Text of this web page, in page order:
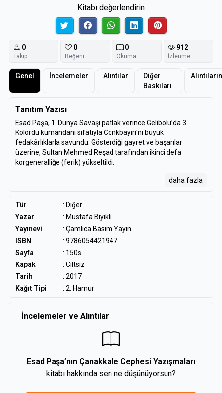
Kitabı değerlendirin
0
Takip
0
Beğeni
0
Okuma
912
İzlenme
Genel İncelemeler Alıntılar
Diğer
Baskıları
Tanıtım Yazısı
Esad Paşa, 1. Dünya Savaşı patlak verince Gelibolu’da 3.
Kolordu kumandanı sıfatıyla Conkbayırı’nı büyük
fedakârlıklarla savundu. Gösterdiği gayret ve başarılar
üzerine, Sultan Mehmed Reşad tarafından ikinci defa
korgeneralliğe (ferik) yükseltildi.
Esad Paşa tarafından bizzat tutulan ve elinizdeki kitapla size
askerinin cephelerdeki atmosferi, cephane durumu, top, top
mermisi miktar ve ihtiyacı gibi detayları içermesi bakımından
son derece dikkat çekicidir.
daha fazla
Tür : Diğer
Yazar
: Mustafa Bıyıklı
Yayınevi
: Çamlıca Basım Yayın
ISBN
: 9786054421947
Sayfa
: 150s.
Kapak
: Ciltsiz
Tarih
: 2017
Kağıt Tipi
: 2. Hamur
İncelemeler ve Alıntılar
Esad Paşa’nın Çanakkale Cephesi Yazışmaları
kitabı hakkında sen ne düşünüyorsun?